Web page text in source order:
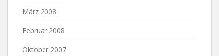
März 2008
Februar 2008
Oktober 2007